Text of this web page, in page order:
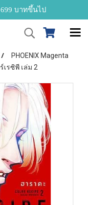
บาทขึ้นไป
PHOENIX Magenta
เรซิพี เล่ม 2